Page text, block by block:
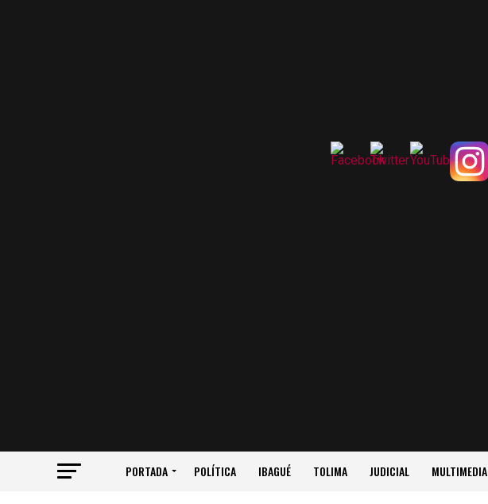
PORTADA POLÍTICA IBAGUÉ TOLIMA JUDICIAL MULTIMEDIA